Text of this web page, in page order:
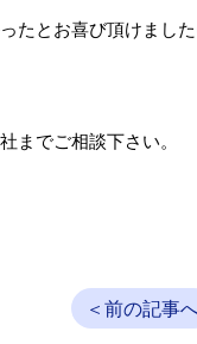
たとお喜び頂けまし
までご相談下さい。
＜前の記事